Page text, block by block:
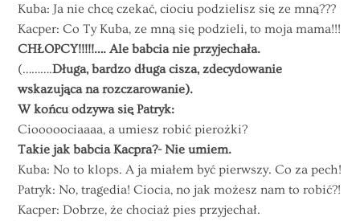
Kuba: Ja nie chcę czekać, ciociu podzielisz się ze mną???
Kacper: Co Ty Kuba, ze mną się podzieli, to moja mama!!!
CHŁOPCY!!!!!…. Ale babcia nie przyjechała.
(……….Długa, bardzo długa cisza, zdecydowanie
wskazująca na rozczarowanie).
W końcu odzywa się Patryk:
Ciooooociaaaa, a umiesz robić pierożki?
Takie jak babcia Kacpra?- Nie umiem.
Kuba: No to klops. A ja miałem być pierwszy. Co za pech!
Patryk: No, tragedia! Ciocia, no jak możesz nam to robić?!
Kacper: Dobrze, że chociaż pies przyjechał.